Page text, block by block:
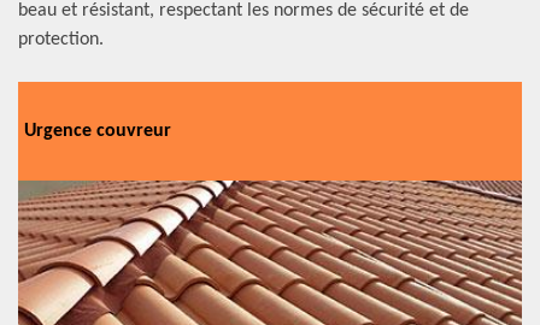
beau et résistant, respectant les normes de sécurité et de
protection.
Urgence couvreur